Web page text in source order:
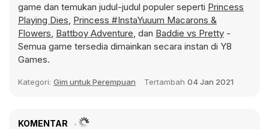
game dan temukan judul-judul populer seperti Princess
Playing Dies, Princess #InstaYuuum Macarons &
Flowers, Battboy Adventure, dan Baddie vs Pretty -
Semua game tersedia dimainkan secara instan di Y8
Games.
Kategori: Gim untuk Perempuan Tertambah 04 Jan 2021
KOMENTAR